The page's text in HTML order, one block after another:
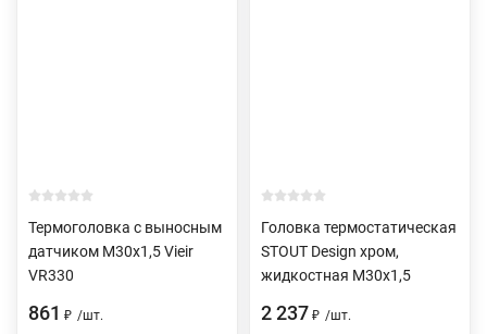
Термоголовка с выносным
датчиком M30x1,5 Vieir
VR330
861 ₽ /шт.
Головка термостатическая
STOUT Design хром,
жидкостная M30x1,5
2 237 ₽ /шт.